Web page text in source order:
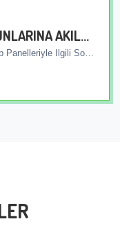
MUTFAK DOLABI PLAKA SORUNLARINA AKILLI ÇÖZÜM
Modern Mutfaklarda Hepimiz Ahşap Dolap Panelleriyle Ilgili Sorunlarla Karşılaşıyoruz. Bu Sorunlar Genellikle Bu Levhaların Ahşap Yapısından Ve Su Geçirme Hassasiyetinden Kaynaklanmaktadır. Mutfaklarımızda Çürüme, Tabakların Bozulması Ve Bakteri Üremesi, Çevreyi Temiz Tutma Konusunda Sayısız Endişeye Neden Olan Yaygın Sorunlardır. Ama Şimdi Kolayca Ve Akıllı Bir Çözümle Amitis Fabrika Grubu Olarak Bu Sorunları Sonsuza Dek Ortadan Kaldırmaya Hazırız. Amitis Entegre Panel Üretimi Ile Mutfağınızı Huzur Ve Güvenle Yaşamanızı Sağlıyoruz. Amitis Entegre Plakalar Ihtiyaçlarınıza Göre Farklı Ölçü Ve Ölçülerde Özel Olarak Tasarlanıp Üretilmektedir. Eşsiz Özellikleri Nedeniyle, Bu Plakalar Yalnızca Su Girişini Engellemekle Kalmaz, Aynı Zamanda Çürümeyi Ve Bakteri Üremesini De En Aza Indirir. Bu Sayede Amitis Entegre Plakalar Kullanılarak Mutfak Ortamını Temiz Tutma Endişeniz En Aza Indirilecek, Size Sağlıklı Ve Güzel Bir Ortam Sağlayacaktır. Ayrıca Eviye De Plakalarla Sorunsuz Bir Şekilde Birleşiyor Ve Sade Bir Şekilde Ve Istediğiniz Renk Ve Ölçüde Üretiliyor. Amitis Fabrikalarının Üretim Bandı Ile Ankastre Eviyeler Farklı Renk Ve Desenlerde Evinize Geliyor. Amitis'in Kalitesine Güvenmek Sizi Mutfağınızda Benzersiz Bir Entegre Tabak Deneyimine Kolayca Ve Güvenle Götürecektir. Amitis Ile Mutfağınızda Sorunları Unutun, Kaliteyi Yaşayın. Ayrıca Entegre Mutfak Paneli Tasarımı Ve Üretimi Konusunda Da Sürekli Gelişen Teknoloji Ve Üstün Kaliteli Malzemeler Kullanarak Ihtiyaçlarınızı Her Zaman Karşılamaya Çalışıyoruz.